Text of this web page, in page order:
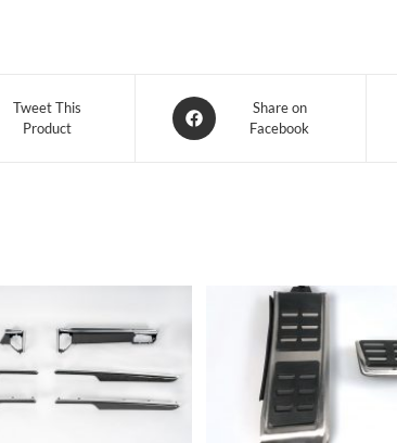
Tweet This
Product
Opens
in
Share on
Facebook